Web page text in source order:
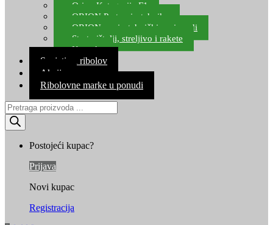
Orion Kategorija F1
ORION Party pirotehnika
ORION nepirotehnički proizvodi
Start pištolji, streljivo i rakete
Kontakt
Savjeti za ribolov
Akcija
Ribolovne marke u ponudi
Products
search
Postojeći kupac?
Prijava
Novi kupac
Registracija